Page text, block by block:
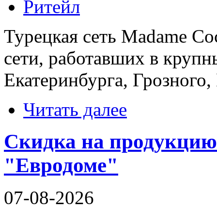
Ритейл
Турецкая сеть Madame
сети, работавших в
Екатеринбурга,
Читать далее
Скидка на
"Евродоме"
07-08-2026